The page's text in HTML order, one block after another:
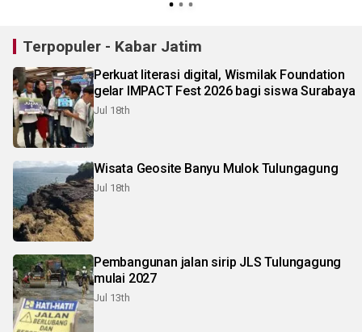
Terpopuler - Kabar Jatim
Perkuat literasi digital, Wismilak Foundation
gelar IMPACT Fest 2026 bagi siswa Surabaya
Jul 18th
Wisata Geosite Banyu Mulok Tulungagung
Jul 18th
Pembangunan jalan sirip JLS Tulungagung
mulai 2027
Jul 13th